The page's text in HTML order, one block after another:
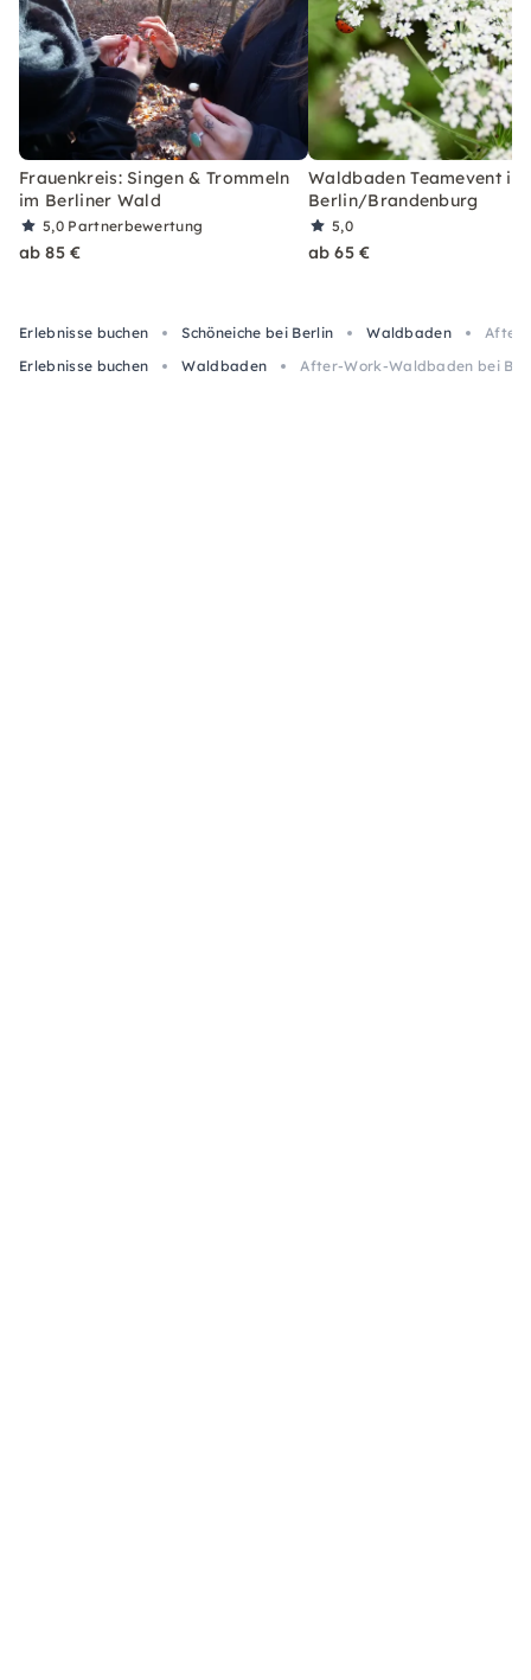
Frauenkreis: Singen & Trommeln
im Berliner Wald
5,0 Partnerbewertung
ab 85 €
Waldbaden Teamevent in
Berlin/Brandenburg
5,0
ab 65 €
Erlebnisse buchen Schöneiche bei Berlin Waldbaden
After-
Erlebnisse buchen
Waldbaden After-Work-Waldbaden bei